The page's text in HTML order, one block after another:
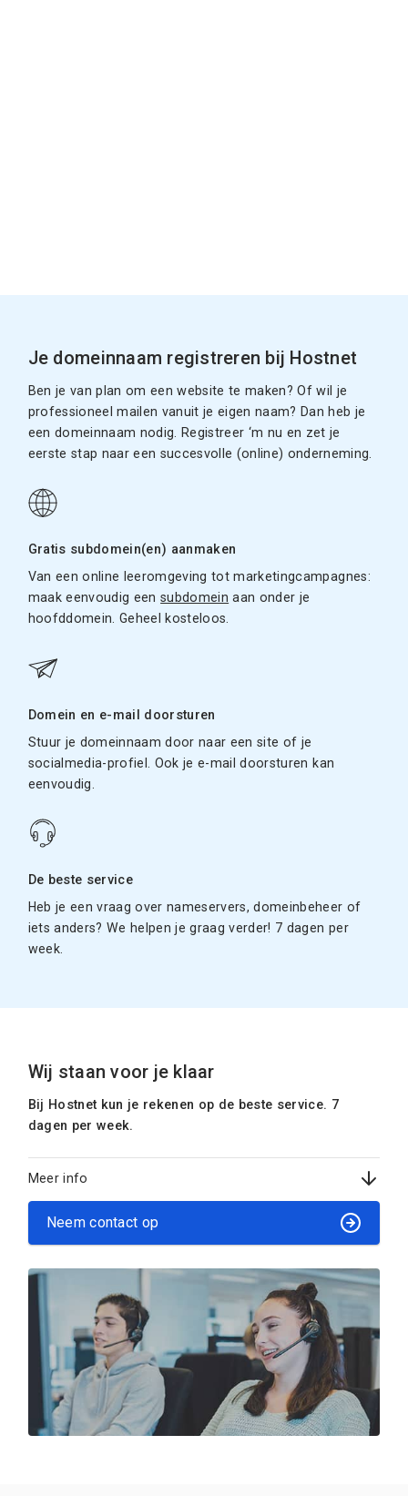
Je domeinnaam registreren bij Hostnet
Ben je van plan om een website te maken? Of wil je
professioneel mailen vanuit je eigen naam? Dan heb je
een domeinnaam nodig. Registreer ‘m nu en zet je
eerste stap naar een succesvolle (online) onderneming.
Gratis subdomein(en) aanmaken
Van een online leeromgeving tot marketingcampagnes:
maak eenvoudig eensubdomein aan onder je
hoofddomein. Geheel kosteloos.
Domein en e-mail doorsturen
Stuur je domeinnaam door naar een site of je
socialmedia-profiel. Ook je e-mail doorsturen kan
eenvoudig.
De beste service
Heb je een vraag over nameservers, domeinbeheer of
iets anders? We helpen je graag verder! 7 dagen per
week.
Wij staan voor je klaar
Bij Hostnet kun je rekenen op de beste service. 7
dagen per week.
Meer info
Neem contact op